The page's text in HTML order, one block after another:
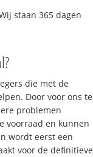
staan 365 dagen
die met de
Door voor ons te
problemen
voorraad en kunnen
wordt eerst een
voor de definitieve